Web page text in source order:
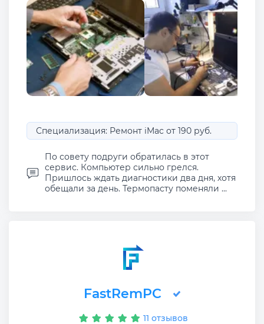
Специализация: Ремонт iMac от 190 руб.
По совету подруги обратилась в этот
сервис. Компьютер сильно грелся.
Пришлось ждать диагностики два дня, хотя
обещали за день. Термопасту поменяли ...
FastRemPC
11 отзывов